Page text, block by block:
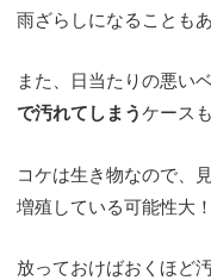
雨ざらしになることも
また、日当たりの悪い
で汚れてしまうケース
コケは生き物なので、
増殖している可能性大！
放っておけばおくほど